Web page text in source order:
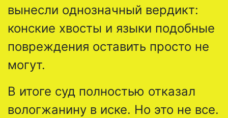
вынесли однозначный вердикт:
конские хвосты и языки подобные
повреждения оставить просто не
могут.
В итоге суд полностью отказал
вологжанину в иске. Но это не все.